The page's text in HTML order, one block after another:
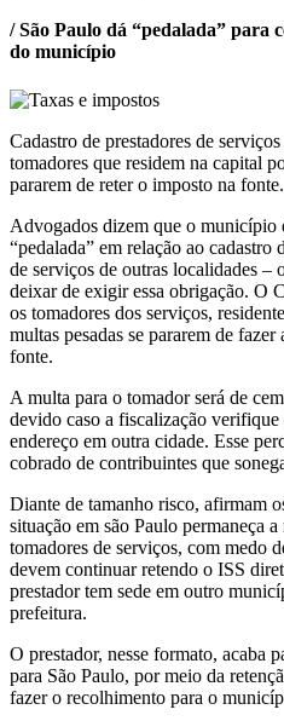
/ São Paulo dá “pedalada” para
do município
Cadastro de prestadores de
tomadores que residem na capital
pararem de reter o imposto na fonte.
Advogados dizem que o município
“pedalada” em relação ao cadastro
de serviços de outras localidades
deixar de exigir essa obrigação. O
os tomadores dos serviços,
multas pesadas se pararem de
fonte.
A multa para o tomador será de
devido caso a fiscalização
endereço em outra cidade. Esse
cobrado de contribuintes que
Diante de tamanho risco, afirmam
situação em são Paulo permaneça
tomadores de serviços, com medo
devem continuar retendo o ISS
prestador tem sede em outro
prefeitura.
O prestador, nesse formato, acaba
para São Paulo, por meio da
fazer o recolhimento para o